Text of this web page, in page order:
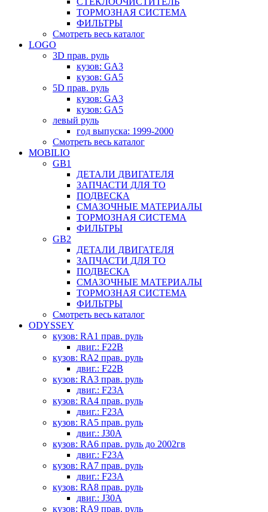
ТОРМОЗНАЯ СИСТЕМА
ФИЛЬТРЫ
Смотреть весь каталог
LOGO
3D прав. руль
кузов: GA3
кузов: GA5
5D прав. руль
кузов: GA3
кузов: GA5
левый руль
год выпуска: 1999-2000
Смотреть весь каталог
MOBILIO
GB1
ДЕТАЛИ ДВИГАТЕЛЯ
ЗАПЧАСТИ ДЛЯ ТО
ПОДВЕСКА
СМАЗОЧНЫЕ МАТЕРИАЛЫ
ТОРМОЗНАЯ СИСТЕМА
ФИЛЬТРЫ
GB2
ДЕТАЛИ ДВИГАТЕЛЯ
ЗАПЧАСТИ ДЛЯ ТО
ПОДВЕСКА
СМАЗОЧНЫЕ МАТЕРИАЛЫ
ТОРМОЗНАЯ СИСТЕМА
ФИЛЬТРЫ
Смотреть весь каталог
ODYSSEY
кузов: RA1 прав. руль
двиг.: F22B
кузов: RA2 прав. руль
двиг.: F22B
кузов: RA3 прав. руль
двиг.: F23A
кузов: RA4 прав. руль
двиг.: F23A
кузов: RA5 прав. руль
двиг.: J30A
кузов: RA6 прав. руль до 2002гв
двиг.: F23A
кузов: RA7 прав. руль
двиг.: F23A
кузов: RA8 прав. руль
двиг.: J30A
кузов: RA9 прав. руль